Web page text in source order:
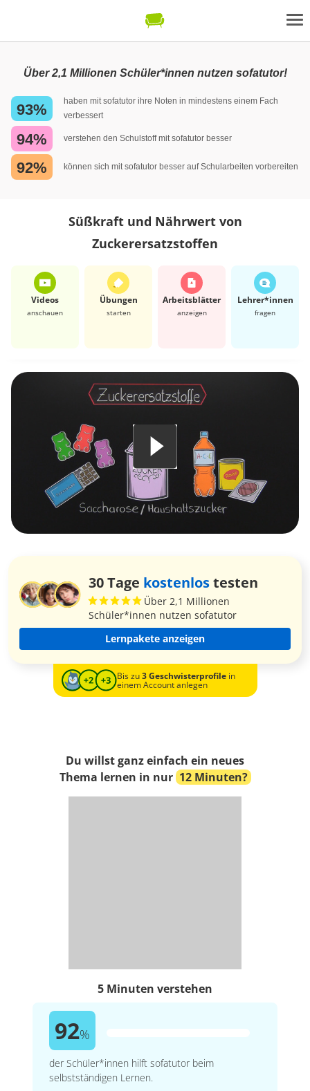
Über 2,1 Millionen Schüler*innen nutzen sofatutor!
93%
haben mit sofatutor ihre Noten in mindestens einem Fach
verbessert
94% verstehen den Schulstoff mit sofatutor besser
92% können sich mit sofatutor besser auf Schularbeiten vorbereiten
Süßkraft und Nährwert von
Zuckerersatzstoffen
Videos
anschauen
Übungen
starten
Arbeits­blätter
anzeigen
Lehrer*​innen
fragen
30 Tage kostenlostesten
Über 2,1 Millionen
Schüler*innen nutzen sofatutor
Lernpakete anzeigen
Bis zu3 Geschwisterprofilein
einem Account anlegen
Du willst ganz einfach ein neues
Thema lernen in nur 12 Minuten?
5 Minuten verstehen
92%
der Schüler*innen hilft sofatutor beim
selbstständigen Lernen.